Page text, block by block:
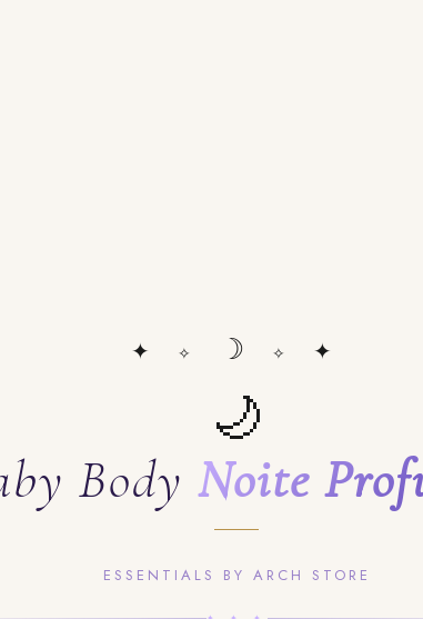
✦ ✧ ☽ ✧ ✦
🌙
Body Noite
ESSENTIALS BY ARCH STORE